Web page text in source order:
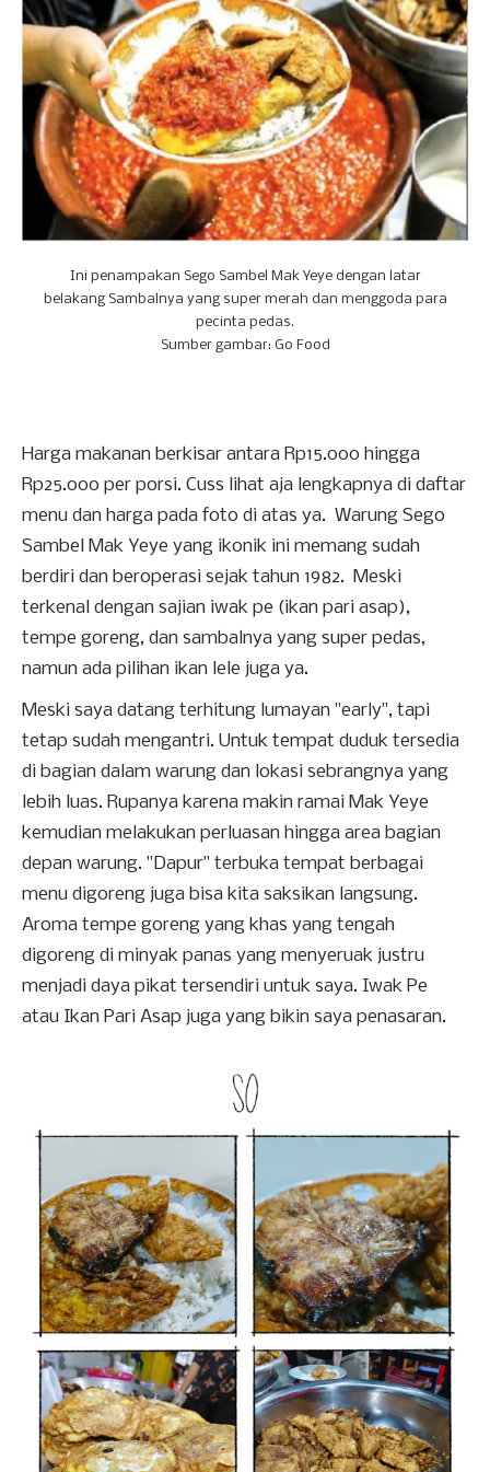
Ini penampakan Sego Sambel Mak Yeye dengan latar
belakang Sambalnya yang super merah dan menggoda para
pecinta pedas.
Sumber gambar: Go Food
Harga makanan berkisar antara Rp15.000 hingga
Rp25.000 per porsi. Cuss lihat aja lengkapnya di daftar
menu dan harga pada foto di atas ya. Warung Sego
Sambel Mak Yeye yang ikonik ini memang sudah
berdiri dan beroperasi sejak tahun 1982. Meski
terkenal dengan sajian iwak pe (ikan pari asap),
tempe goreng, dan sambalnya yang super pedas,
namun ada pilihan ikan lele juga ya.
Meski saya datang terhitung lumayan "early", tapi
tetap sudah mengantri. Untuk tempat duduk tersedia
di bagian dalam warung dan lokasi sebrangnya yang
lebih luas. Rupanya karena makin ramai Mak Yeye
kemudian melakukan perluasan hingga area bagian
depan warung. "Dapur" terbuka tempat berbagai
menu digoreng juga bisa kita saksikan langsung.
Aroma tempe goreng yang khas yang tengah
digoreng di minyak panas yang menyeruak justru
menjadi daya pikat tersendiri untuk saya. Iwak Pe
atau Ikan Pari Asap juga yang bikin saya penasaran.